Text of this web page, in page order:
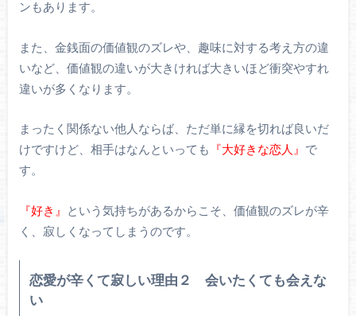
ンもあります。
また、金銭面の価値観のズレや、趣味に対する考え方の違
いなど、価値観の違いが大きければ大きいほど衝突やすれ
違いが多くなります。
まったく関係ない他人ならば、ただ単に縁を切れば良いだ
けですけど、相手はなんといっても 『大好きな恋人』 で
す。
『好き』
という気持ちがあるからこそ、価値観のズレが辛
く、寂しくなってしまうのです。
恋愛が辛くて寂しい理由２ 会いたくても会えな
い